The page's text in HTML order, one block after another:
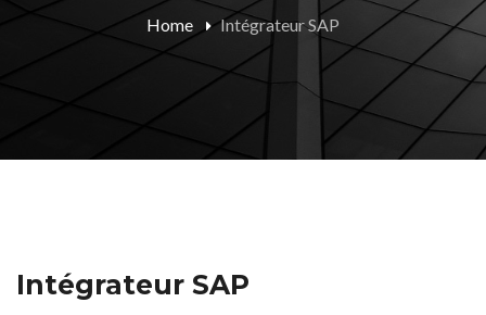
Home Intégrateur SAP
Intégrateur SAP